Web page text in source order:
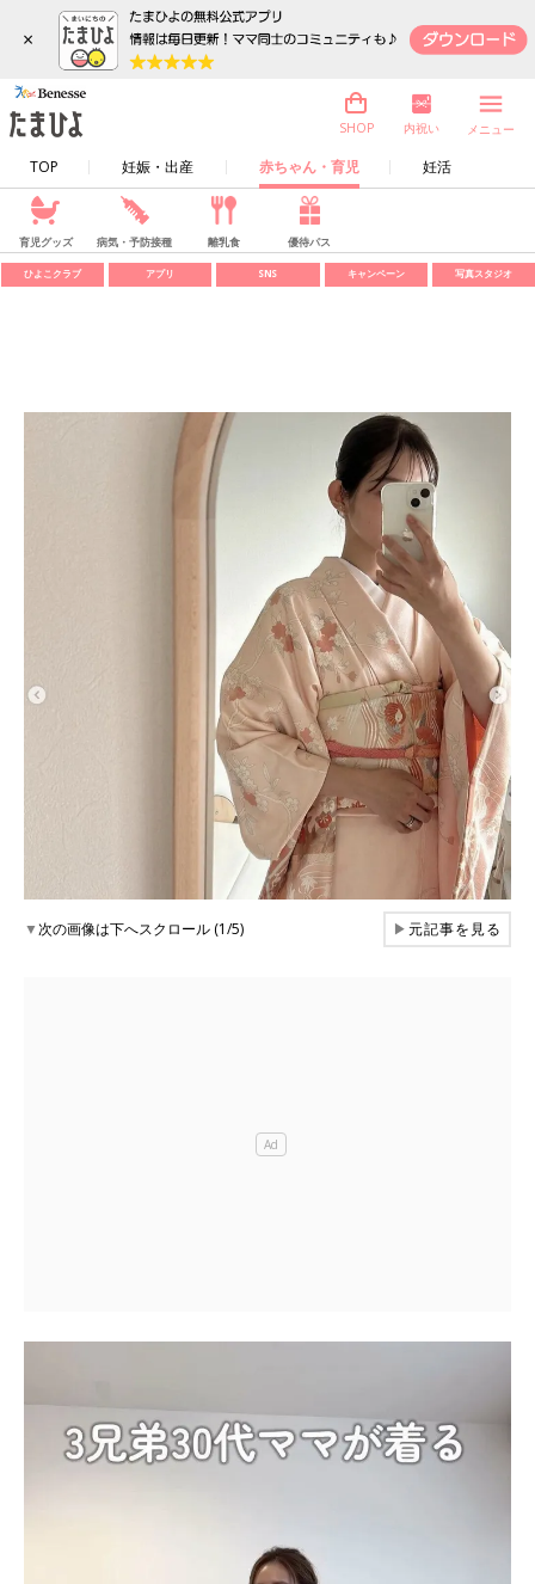
×
TOP 妊娠・出産 赤ちゃん・育児 妊活
SHOP 内祝い メニュー
育児グッズ 病気・予防接種 離乳食 優待パス
ひよこクラブ アプリ SNS キャンペーン 写真スタジオ
▼次の画像は下へスクロール (1/5) ▶元記事を見る